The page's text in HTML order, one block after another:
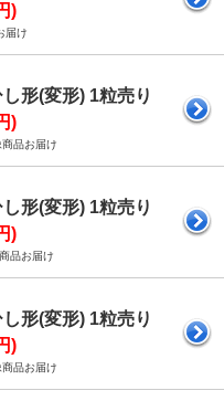
)
届け
形(変形) 1粒売り
)
品お届け
形(変形) 1粒売り
)
品お届け
形(変形) 1粒売り
)
品お届け